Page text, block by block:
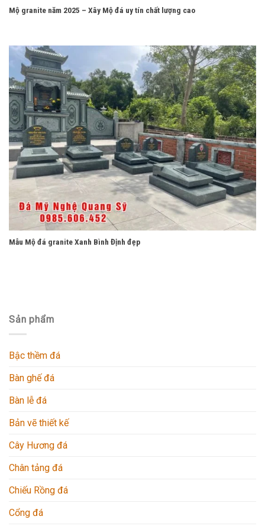
Mộ granite năm 2025 – Xây Mộ đá uy tín chất lượng cao
Mẫu Mộ đá granite Xanh Bình Định đẹp
Sản phẩm
Bậc thềm đá
Bàn ghế đá
Bàn lễ đá
Bản vẽ thiết kế
Cây Hương đá
Chân tảng đá
Chiếu Rồng đá
Cổng đá